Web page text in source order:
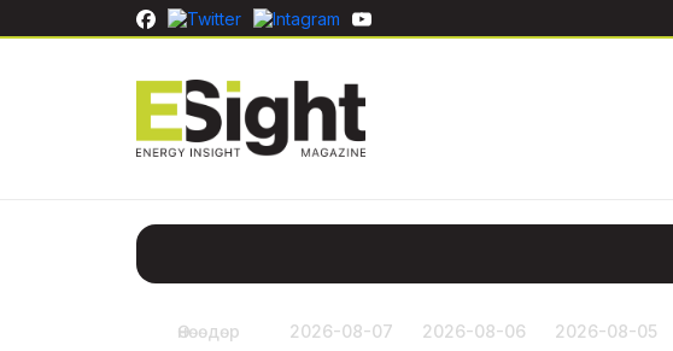
Өнөөдөр 2026-08-07 2026-08-06 2026-08-05